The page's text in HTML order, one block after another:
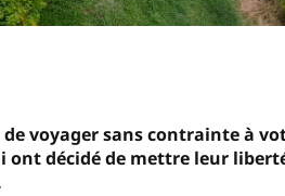
de voyager sans contrainte à
décidé de mettre leur